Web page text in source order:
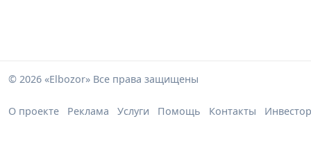
© 2026 «Elbozor» Все права защищены
О проекте Реклама Услуги Помощь Контакты